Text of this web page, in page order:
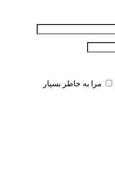
مرا به خاطر بسپار